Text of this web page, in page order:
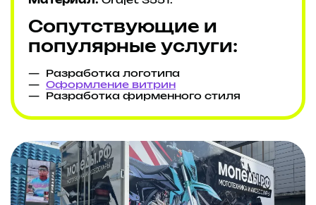
Сопутствующие и
популярные услуги:
Разработка логотипа
Оформление витрин
Разработка фирменного стиля